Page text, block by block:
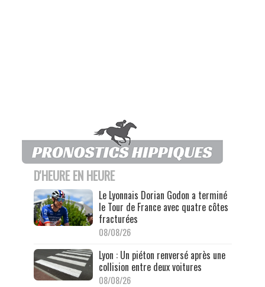
D'HEURE EN HEURE
Le Lyonnais Dorian Godon a terminé
le Tour de France avec quatre côtes
fracturées
08/08/26
Lyon : Un piéton renversé après une
collision entre deux voitures
08/08/26